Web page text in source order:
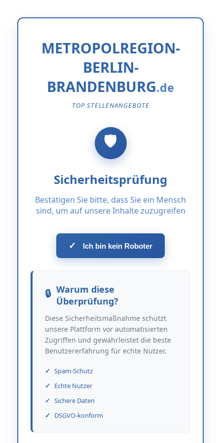
METROPOLREGION-
BERLIN-
BRANDENBURG
TOP STELLENANGEBOTE
Sicherheitsprüfung
Bestätigen Sie bitte, dass Sie ein Mensch
sind, um auf unsere Inhalte zuzugreifen
✓ Ich bin kein Roboter
Warum diese
Überprüfung?
Diese Sicherheitsmaßnahme schützt
unsere Plattform vor automatisierten
Zugriffen und gewährleistet die beste
Benutzererfahrung für echte Nutzer.
Spam-Schutz
Echte Nutzer
Sichere Daten
DSGVO-konform